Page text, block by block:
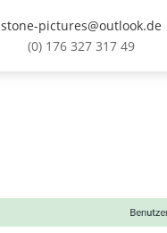
stone-pictures@outlook.de
(0) 176 327 317 49